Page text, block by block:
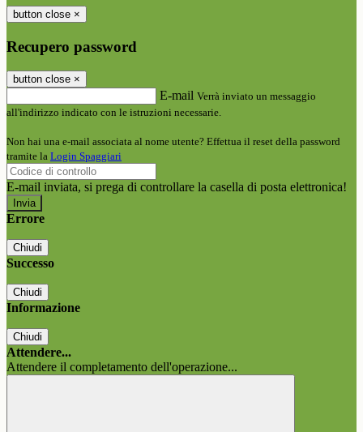
button close ×
Recupero password
button close ×
E-mail Verrà inviato un messaggio
all'indirizzo indicato con le istruzioni necessarie.
Non hai una e-mail associata al nome utente? Effettua il reset della password
tramite la Login Spaggiari
E-mail inviata, si prega di controllare la casella di posta elettronica!
Errore
Chiudi
Successo
Chiudi
Informazione
Chiudi
Attendere...
Attendere il completamento dell'operazione...